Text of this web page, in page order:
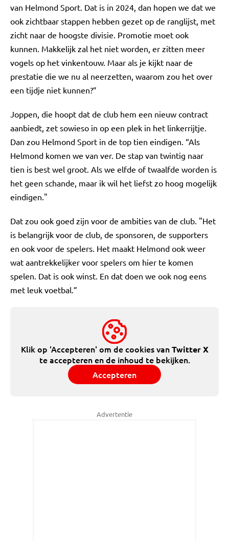
van Helmond Sport. Dat is in 2024, dan hopen we dat we
ook zichtbaar stappen hebben gezet op de ranglijst, met
zicht naar de hoogste divisie. Promotie moet ook
kunnen. Makkelijk zal het niet worden, er zitten meer
vogels op het vinkentouw. Maar als je kijkt naar de
prestatie die we nu al neerzetten, waarom zou het over
een tijdje niet kunnen?”
Joppen, die hoopt dat de club hem een nieuw contract
aanbiedt, zet sowieso in op een plek in het linkerrijtje.
Dan zou Helmond Sport in de top tien eindigen. “Als
Helmond komen we van ver. De stap van twintig naar
tien is best wel groot. Als we elfde of twaalfde worden is
het geen schande, maar ik wil het liefst zo hoog mogelijk
eindigen."
Dat zou ook goed zijn voor de ambities van de club. "Het
is belangrijk voor de club, de sponsoren, de supporters
en ook voor de spelers. Het maakt Helmond ook weer
wat aantrekkelijker voor spelers om hier te komen
spelen. Dat is ook winst. En dat doen we ook nog eens
met leuk voetbal.”
Klik op 'Accepteren' om de cookies vanTwitter X
te accepteren en de inhoud te bekijken.
Accepteren
Advertentie